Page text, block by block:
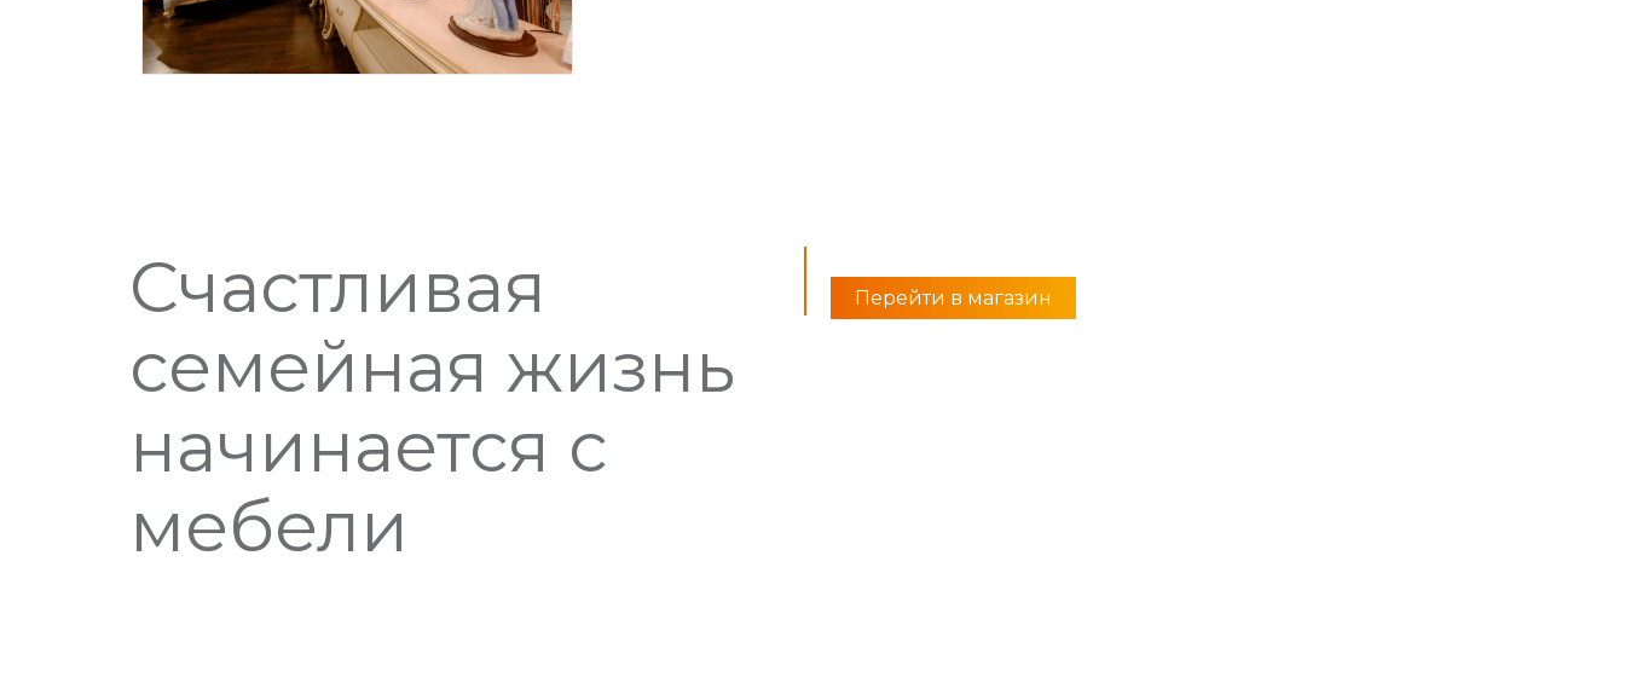
Счастливая
семейная жизнь
начинается с
мебели
Перейти в магазин